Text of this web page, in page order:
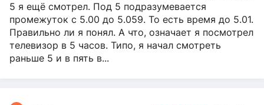
5 я ещё смотрел. Под 5 подразумевается
промежуток с 5.00 до 5.059. То есть время до 5.01.
Правильно ли я понял. А что, означает я посмотрел
телевизор в 5 часов. Типо, я начал смотреть
раньше 5 и в пять в...